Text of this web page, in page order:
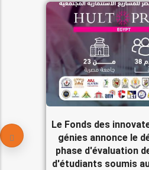
Le Fonds des
génies annonce le
phase d'évaluation
d'étudiants soumis